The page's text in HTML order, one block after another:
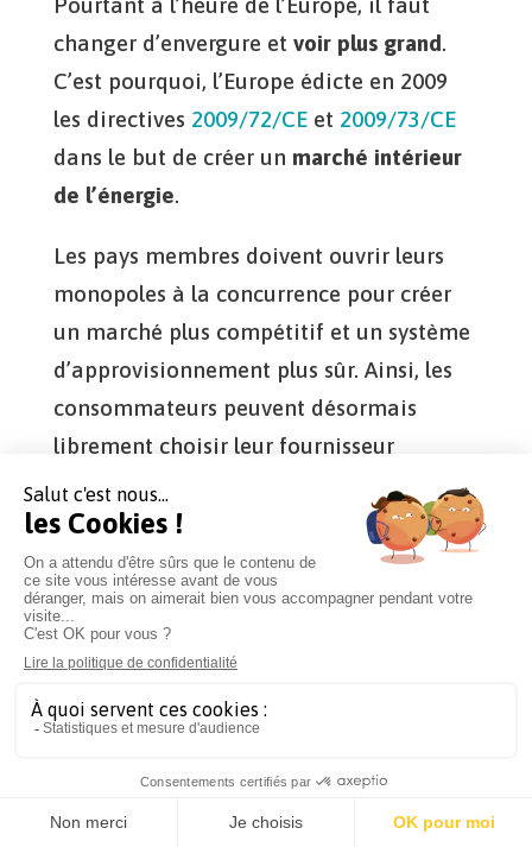
changer d’envergure et voir plus grand.
C’est pourquoi, l’Europe édicte en 2009
les directives 2009/72/CEet 2009/73/CE
dans le but de créer un marché intérieur
de l’énergie.
Les pays membres doivent ouvrir leurs
monopoles à la concurrence pour créer
un marché plus compétitif et un système
d’approvisionnement plus sûr. Ainsi, les
consommateurs peuvent désormais
librement choisir leur fournisseur
d’électricité, les producteurs peuvent
s’établir librement pour développer de
nouvelles sources d’énergie et enfin, le
réseau reste accessible à tous les acteurs.
EDF qui monopolisait jusqu’alors les
activités liées à l’électricité a donc été
contraint dedifférencier ses métiers
d’ouvrir la production et la fourniture à
la concurrence.